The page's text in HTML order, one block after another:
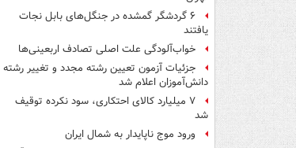
۶ گردشگر گمشده در جنگل‌های بابل نجات
یافتند
خواب‌آلودگی علت اصلی تصادف اربعینی‌ها
جزئیات آزمون تعیین رشته مجدد و تغییر رشته
دانش‌آموزان اعلام شد
۷ میلیارد کالای احتکاری، سود نکرده توقیف
شد
ورود موج ناپایدار به شمال ایران